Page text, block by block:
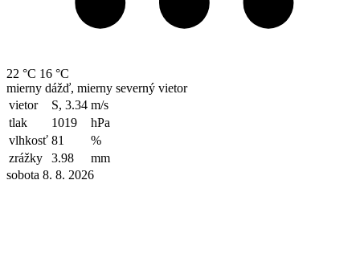
22 °C 16 °C
mierny dážď, mierny severný vietor
vietor
S, 3.34 m/s
tlak
1019
hPa
vlhkosť 81
%
zrážky
3.98
mm
sobota 8. 8. 2026